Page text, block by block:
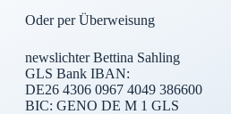
Oder per Überweisung
newslichter Bettina Sahling
GLS Bank IBAN:
DE26 4306 0967 4049 386600
BIC: GENO DE M 1 GLS